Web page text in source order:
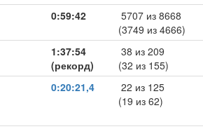
0:59:42
5707 из 8668
(3749 из 4666)
1:37:54
(рекорд)
38 из 209
(32 из 155)
0:20:21,4
22 из 125
(19 из 62)